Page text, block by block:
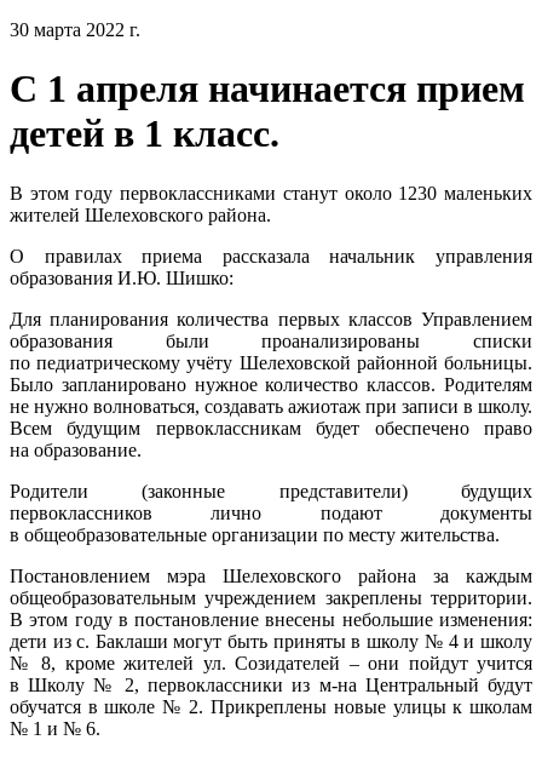
30 марта 2022 г.
С 1 апреля начинается прием
детей в 1 класс.
В этом году первоклассниками станут около 1230 маленьких
жителей Шелеховского района.
О правилах приема рассказала начальник управления
образования И.Ю. Шишко:
Для планирования количества первых классов Управлением
образования были проанализированы списки
по педиатрическому учёту Шелеховской районной больницы.
Было запланировано нужное количество классов. Родителям
не нужно волноваться, создавать ажиотаж при записи в школу.
Всем будущим первоклассникам будет обеспечено право
на образование.
Родители (законные представители) будущих
первоклассников лично подают документы
в общеобразовательные организации по месту жительства.
Постановлением мэра Шелеховского района за каждым
общеобразовательным учреждением закреплены территории.
В этом году в постановление внесены небольшие изменения:
дети из с. Баклаши могут быть приняты в школу № 4 и школу
№ 8, кроме жителей ул. Созидателей – они пойдут учится
в Школу № 2, первоклассники из м-на Центральный будут
обучатся в школе № 2. Прикреплены новые улицы к школам
№ 1 и № 6.